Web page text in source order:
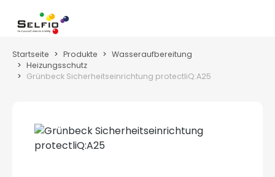
Zum Hauptinhalt springen
Startseite Produkte
Wasseraufbereitung
Heizungsschutz
Grünbeck Sicherheitseinrichtung protectliQ:A25